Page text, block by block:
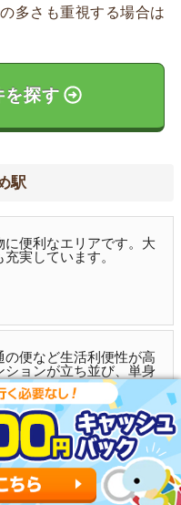
多さも重視する場合は
を探す
駅
便利なエリアです。大
実しています。
便など生活利便性が高
ョンが立ち並び、単身
、子育てに最適なエリ
ると便利な施設が揃って